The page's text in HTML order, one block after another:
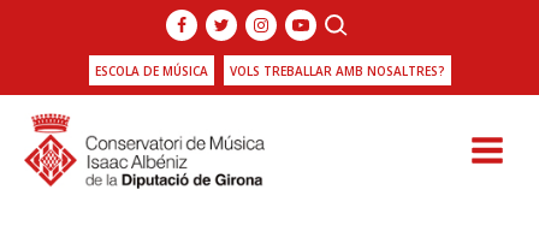
ESCOLA DE MÚSICA VOLS TREBALLAR AMB NOSALTRES?